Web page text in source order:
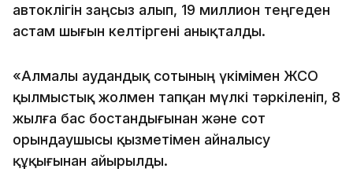
автокөлігін заңсыз алып, 19 миллион теңгеден
астам шығын келтіргені анықталды.
«Алмалы аудандық сотының үкімімен ЖСО
қылмыстық жолмен тапқан мүлкі тәркіленіп, 8
жылға бас бостандығынан және сот
орындаушысы қызметімен айналысу
құқығынан айырылды.